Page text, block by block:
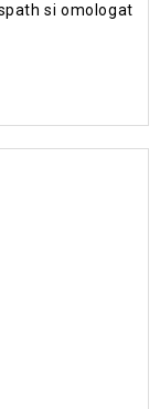
si omologat